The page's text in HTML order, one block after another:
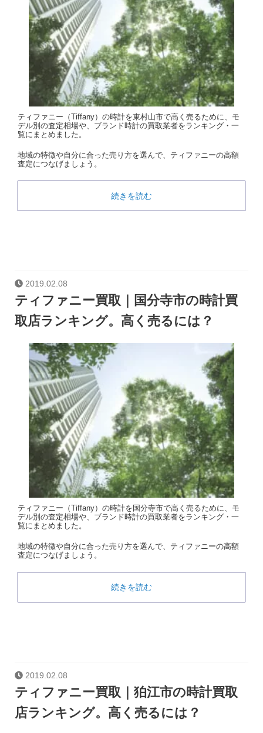
ティファニー（Tiffany）の時計を東村山市で高く売るために、モ
デル別の査定相場や、ブランド時計の買取業者をランキング・一
覧にまとめました。
地域の特徴や自分に合った売り方を選んで、ティファニーの高額
査定につなげましょう。
続きを読む
2019.02.08
ティファニー買取｜国分寺市の時計買
取店ランキング。高く売るには？
ティファニー（Tiffany）の時計を国分寺市で高く売るために、モ
デル別の査定相場や、ブランド時計の買取業者をランキング・一
覧にまとめました。
地域の特徴や自分に合った売り方を選んで、ティファニーの高額
査定につなげましょう。
続きを読む
2019.02.08
ティファニー買取｜狛江市の時計買取
店ランキング。高く売るには？